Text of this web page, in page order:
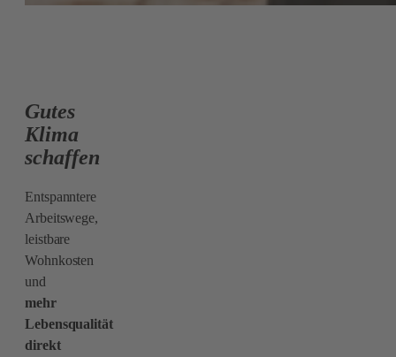
Gutes
Klima
schaffen
Entspanntere
Arbeitswege,
leistbare
Wohnkosten
und
mehr
Lebensqualität
direkt